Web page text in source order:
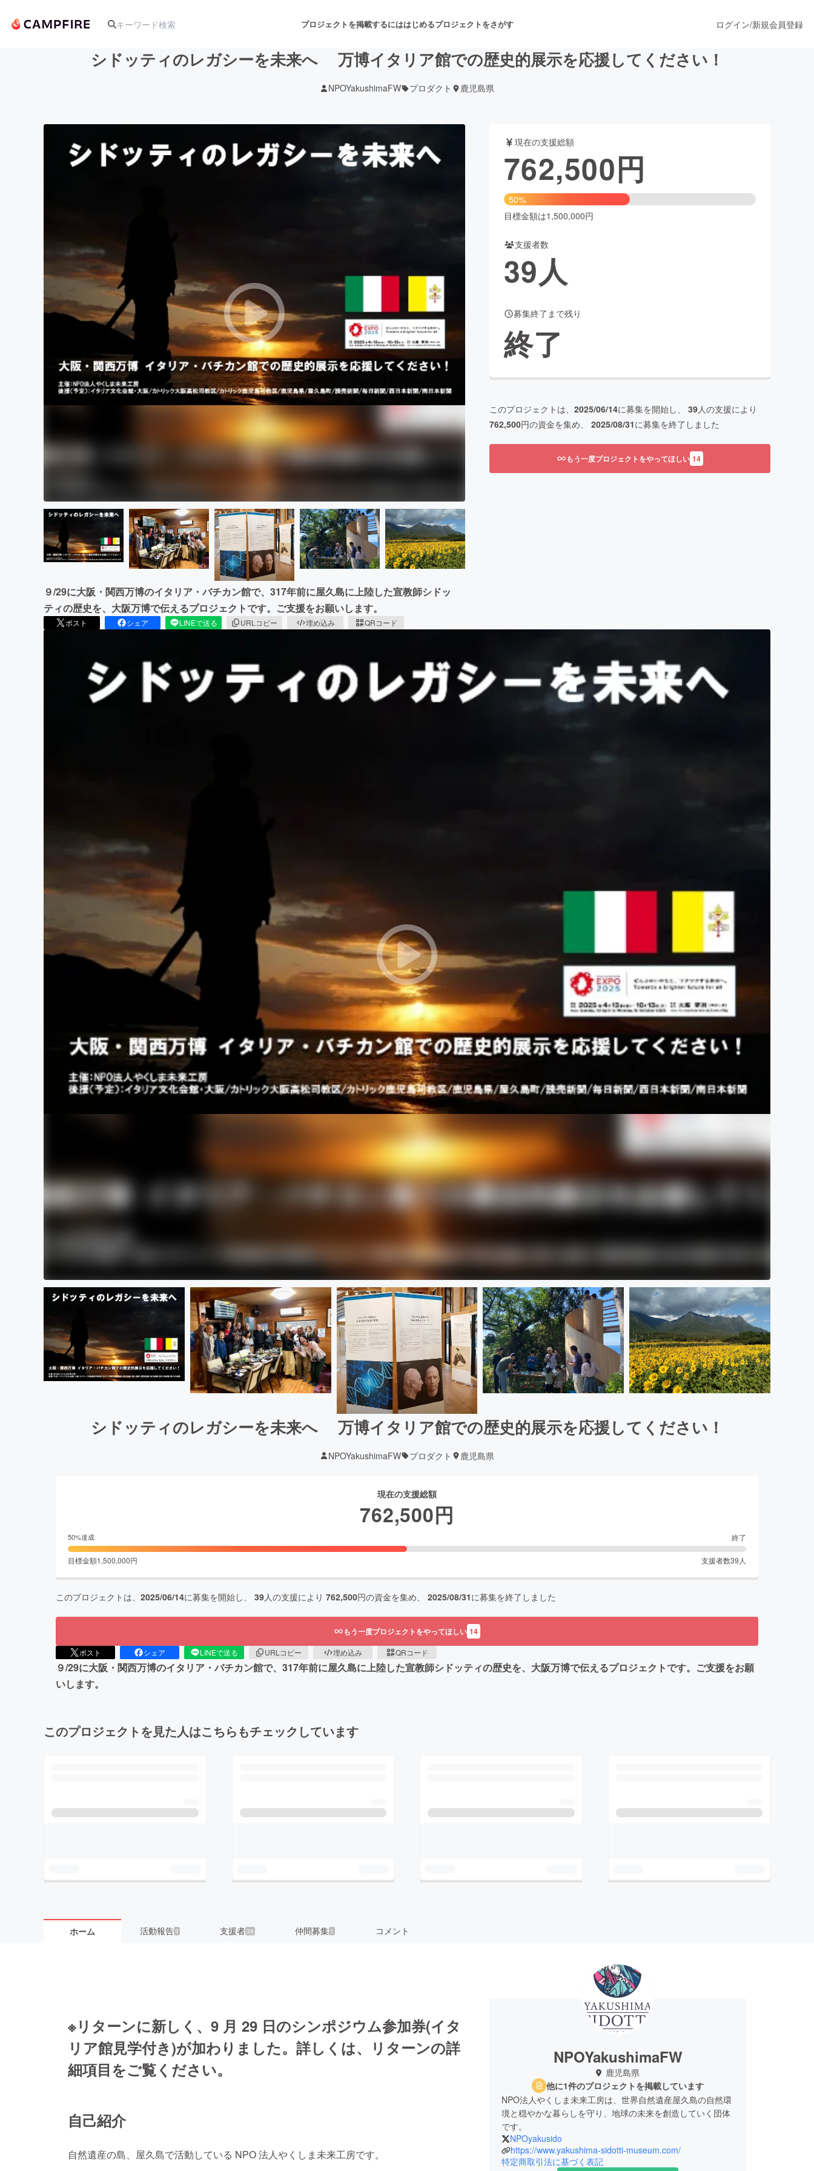
プロジェクトを掲載するにははじめるプロジェクトをさがす
アート・写真 音楽 舞台・パフォーマンス
ゲーム・サービス開発 ファッション
ビューティー・ヘルスケア
まちづくり・地域活性化
CAMPFIRE for Social GoodCAMPFIRE Creation
CAMPFIREふるさと納税machi-ya コミュニティ
ログイン/新規会員登録
シドッティのレガシーを未来へ 万博イタリア館での歴史的展示を応援してください！
NPOYakushimaFW プロダクト 鹿児島県
９/29に⼤阪・関⻄万博のイタリア・バチカン館で、317年前に屋久島に上陸した宣教師シドッ
ティの歴史を、大阪万博で伝えるプロジェクトです。ご支援をお願いします。
ポスト シェア LINEで送る URLコピー 埋め込み QRコード
現在の支援総額
762,500円
50%
目標金額は1,500,000円
支援者数
39人
募集終了まで残り
終了
このプロジェクトは、 2025/06/14に募集を開始し、 39人の支援により
762,500円の資金を集め、 2025/08/31に募集を終了しました
もう一度プロジェクトをやってほしい 14
シドッティのレガシーを未来へ 万博イタリア館での歴史的展示を応援してください！
NPOYakushimaFW プロダクト 鹿児島県
現在の支援総額
762,500円
50%達成 終了
目標金額1,500,000円 支援者数39 人
このプロジェクトは、 2025/06/14に募集を開始し、 39人の支援により 762,500円の資金を集め、 2025/08/31に募集を終了しました
もう一度プロジェクトをやってほしい 14
ポスト シェア LINEで送る URLコピー 埋め込み QRコード
９/29に⼤阪・関⻄万博のイタリア・バチカン館で、317年前に屋久島に上陸した宣教師シドッティの歴史を、大阪万博で伝えるプロジェクトです。ご支援をお願
いします。
このプロジェクトを見た人はこちらもチェックしています
ホーム 活動報告3 支援者39 仲間募集 1 コメント
※リターンに新しく、9 月 29 日のシンポジウム参加券(イタ
リア館見学付き)が加わりました。詳しくは、リターンの詳
細項目をご覧ください。
自己紹介
自然遺産の島、屋久島で活動している NPO 法人やくしま未来工房です。
NPOYakushimaFW
鹿児島県
他に1件のプロジェクトを掲載しています
NPO法人やくしま未来工房は、世界自然遺産屋久島の自然環
境と穏やかな暮らしを守り、地球の未来を創造していく団体
です。
NPOyakusido
https://www.yakushima-sidotti-museum.com/
特定商取引法に基づく表記